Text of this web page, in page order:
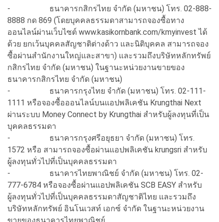
- ธนาคารกสิกรไทย จำกัด (มหาชน) โทร. 02-888-
8888 กด 869 (โดยบุคคลธรรมดาสามารถจองซื้อทาง
ออนไลน์ผ่านเว็บไซต์ www.kasikornbank.com/kmyinvest ได้
ด้วย ยกเว้นบุคคลสัญชาติต่างด้าว และนิติบุคคล สามารถจอง
ซื้อผ่านสำนักงานใหญ่และสาขา) และรวมถึงบริษัทหลักทรัพย์
กสิกรไทย จำกัด (มหาชน) ในฐานะหน่วยงานขายของ
ธนาคารกสิกรไทย จำกัด (มหาชน)
- ธนาคารกรุงไทย จำกัด (มหาชน) โทร. 02-111-
1111 หรือจองซื้อออนไลน์บนแอปพลิเคชัน Krungthai Next
ผ่านระบบ Money Connect by Krungthai สำหรับผู้ลงทุนที่เป็น
บุคคลธรรมดา
- ธนาคารกรุงศรีอยุธยา จำกัด (มหาชน) โทร.
1572 หรือ สามารถจองซื้อผ่านแอปพลิเคชัน krungsri สำหรับ
ผู้ลงทุนทั่วไปที่เป็นบุคคลธรรมดา
- ธนาคารไทยพาณิชย์ จำกัด (มหาชน) โทร. 02-
777-6784 หรือจองซื้อผ่านแอปพลิเคชัน SCB EASY สำหรับ
ผู้ลงทุนทั่วไปที่เป็นบุคคลธรรมดาสัญชาติไทย และรวมถึง
บริษัทหลักทรัพย์ อินโนเวสท์ เอกซ์ จำกัด ในฐานะหน่วยงาน